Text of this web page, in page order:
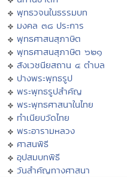
พุทธวจนในธรรมบท
มงคล ๓๘ ประการ
พุทธศาสนสุภาษิต
พุทธศาสนสุภาษิต ๖๒๑
สังเวชนียสถาน ๔ ตำบล
ปางพระพุทธรูป
พระพุทธรูปสำคัญ
พระพุทธศาสนาในไทย
ทำเนียบวัดไทย
พระอารามหลวง
ศาสนพิธี
อุปสมบทพิธี
วันสำคัญทางศาสนา